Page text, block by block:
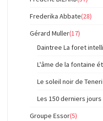
Frederika Abbate(28)
Gérard Muller(17)
Daintree La foret
L'âme de la fontaine
Le soleil noir de
Les 150 derniers jours
Groupe Essor(5)